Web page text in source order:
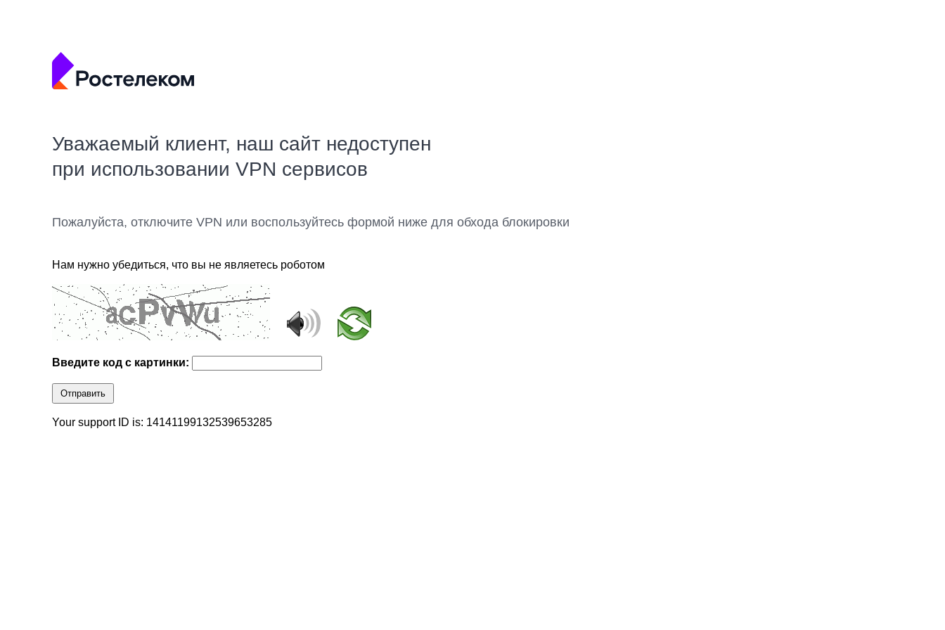
Уважаемый клиент, наш сайт недоступен
при использовании VPN сервисов
Пожалуйста, отключите VPN или воспользуйтесь формой ниже для обхода блокировки
Нам нужно убедиться, что вы не являетесь роботом
Введите код с картинки:
Отправить
Your support ID is: 14141199132539653285